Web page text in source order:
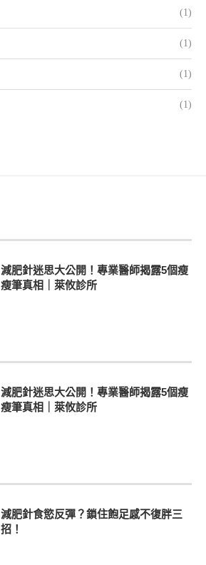
(1)
(1)
(1)
(1)
減肥針迷思大公開！專業醫師揭露5個瘦
瘦筆真相｜萊攸診所
減肥針迷思大公開！專業醫師揭露5個瘦
瘦筆真相｜萊攸診所
減肥針食慾反彈？鎖住飽足感不復胖三
招！